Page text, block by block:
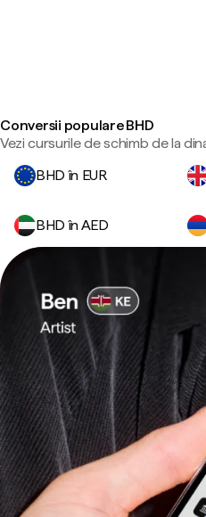
Conversii populare BHD
Vezi cursurile de schimb de la
BHD în EUR
BHD în AED